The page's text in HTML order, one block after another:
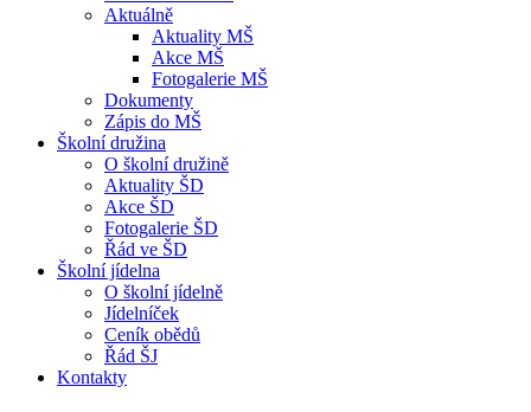
Aktuálně
Aktuality MŠ
Akce MŠ
Fotogalerie MŠ
Dokumenty
Zápis do MŠ
Školní družina
O školní družině
Aktuality ŠD
Akce ŠD
Fotogalerie ŠD
Řád ve ŠD
Školní jídelna
O školní jídelně
Jídelníček
Ceník obědů
Řád ŠJ
Kontakty